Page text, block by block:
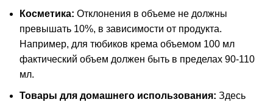
Косметика: Отклонения в объеме не должны
превышать 10%, в зависимости от продукта.
Например, для тюбиков крема объемом 100 мл
фактический объем должен быть в пределах 90-110
мл.
Товары для домашнего использования: Здесь